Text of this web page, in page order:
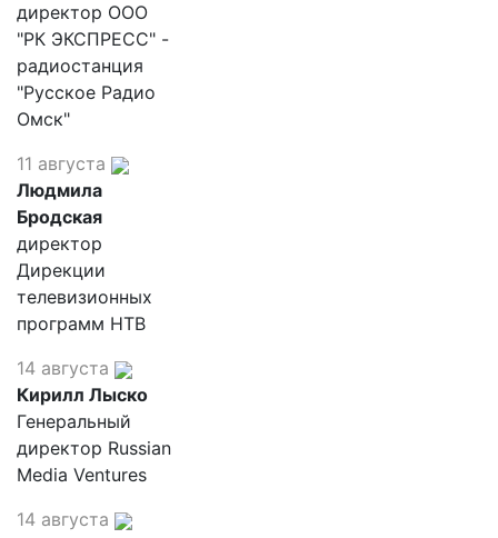
директор ООО
"РК ЭКСПРЕСС" -
радиостанция
"Русское Радио
Омск"
11 августа
Людмила
Бродская
директор
Дирекции
телевизионных
программ НТВ
14 августа
Кирилл Лыско
Генеральный
директор Russian
Media Ventures
14 августа